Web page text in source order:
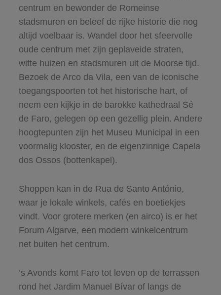
centrum en bewonder de Romeinse
stadsmuren en beleef de rijke historie die nog
altijd voelbaar is. Wandel door het sfeervolle
oude centrum met zijn geplaveide straten,
witte huizen en stadsmuren uit de Moorse tijd.
Bezoek de Arco da Vila, een van de iconische
toegangspoorten tot het historische hart, of
neem een kijkje in de barokke kathedraal Sé
de Faro, gelegen op een gezellig plein. Andere
hoogtepunten zijn het Museu Municipal in een
voormalig klooster, en de eigenzinnige Capela
dos Ossos (bottenkapel).
Shoppen kan in de Rua de Santo António,
waar je lokale winkels, cafés en boetiekjes
vindt. Voor grotere merken (en airco) is er het
Forum Algarve, een modern winkelcentrum
net buiten het centrum.
’s Avonds komt Faro tot leven op de terrassen
rond het Jardim Manuel Bívar of langs de